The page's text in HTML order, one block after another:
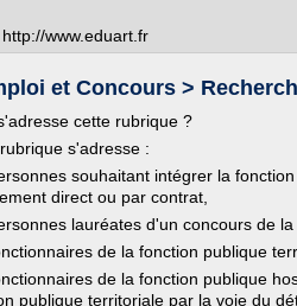
http://www.eduart.fr
et Concours >
cette rubrique ?
s'adresse :
souhaitant intégrer la
direct ou par contrat,
lauréates d'un concours de
de la fonction publique
de la fonction publique
publique territoriale par la voie du